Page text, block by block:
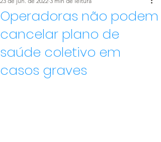
Operadoras não podem
cancelar plano de
saúde coletivo em
casos graves